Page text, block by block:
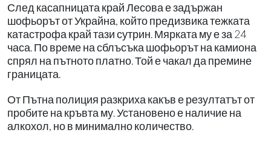
След касапницата край Лесова е задържан
шофьорът от Украйна, който предизвика тежката
катастрофа край тази сутрин. Мярката му е за 24
часа. По време на сблъсъка шофьорът на камиона
спрял на пътното платно. Той е чакал да премине
границата.
От Пътна полиция разкриха какъв е резултатът от
пробите на кръвта му. Установено е наличие на
алкохол, но в минимално количество.